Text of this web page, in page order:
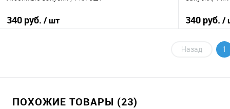
340 руб. / шт
Купить в 1 клик
К сравнению
340 руб. /
Купить в 1
Назад 1
ПОХОЖИЕ ТОВАРЫ (23)